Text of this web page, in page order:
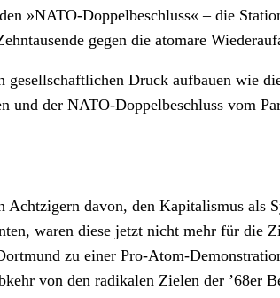
»NATO-Doppelbeschluss« – die
gegen die atomare
Druck aufbauen wie
der NATO-Doppelbeschluss vom
davon, den Kapitalismus
waren diese jetzt nicht mehr für die
zu einer Pro-Atom-
von den radikalen Zielen der ’68er